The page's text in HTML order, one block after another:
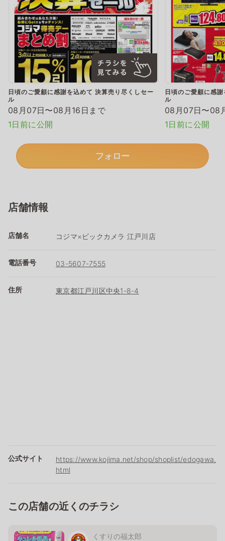
日頃のご愛顧に感謝を込めて 決算売り尽くしセー
ル
08月07日〜08月16日まで
1日前に公開
日頃のご愛顧に感
ル
08月07日〜08
1日前に公開
フォロー
店舗情報
店舗名 コジマ×ビックカメラ 江戸川店
電話番号 03-5607-7555
住所 東京都江戸川区中央1-8-4
公式サイト
https://www.kojima.net/shop/shoplist/edogawa.
html
この店舗の近くのチラシ
くすりの福太郎